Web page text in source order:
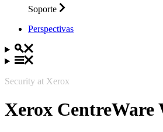
Soporte
Perspectivas
Security at Xerox
Xerox CentreWare